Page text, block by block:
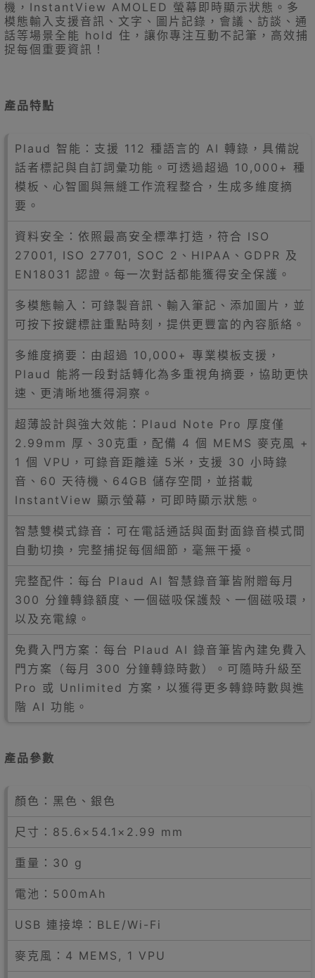
機，InstantView AMOLED 螢幕即時顯示狀態。多
模態輸入支援音訊、文字、圖片記錄，會議、訪談、通
話等場景全能 hold 住，讓你專注互動不記筆，高效捕
捉每個重要資訊！
產品特點
Plaud 智能：支援 112 種語言的 AI 轉錄，具備說
話者標記與自訂詞彙功能。可透過超過 10,000+ 種
模板、心智圖與無縫工作流程整合，生成多維度摘
要。
資料安全：依照最高安全標準打造，符合 ISO
27001, ISO 27701, SOC 2、HIPAA、GDPR 及
EN18031 認證。每一次對話都能獲得安全保護。
多模態輸入：可錄製音訊、輸入筆記、添加圖片，並
可按下按鍵標註重點時刻，提供更豐富的內容脈絡。
多維度摘要：由超過 10,000+ 專業模板支援，
Plaud 能將一段對話轉化為多重視角摘要，協助更快
速、更清晰地獲得洞察。
超薄設計與強大效能：Plaud Note Pro 厚度僅
2.99mm 厚、30克重，配備 4 個 MEMS 麥克風 +
1 個 VPU，可錄音距離達 5米，支援 30 小時錄
音、60 天待機、64GB 儲存空間，並搭載
InstantView 顯示螢幕，可即時顯示狀態。
智慧雙模式錄音：可在電話通話與面對面錄音模式間
自動切換，完整捕捉每個細節，毫無干擾。
完整配件：每台 Plaud AI 智慧錄音筆皆附贈每月
300 分鐘轉錄額度、一個磁吸保護殼、一個磁吸環，
以及充電線。
免費入門方案：每台 Plaud AI 錄音筆皆內建免費入
門方案（每月 300 分鐘轉錄時數）。可隨時升級至
Pro 或 Unlimited 方案，以獲得更多轉錄時數與進
階 AI 功能。
產品參數
顏色：黑色、銀色
尺寸：85.6×54.1×2.99 mm
重量：30 g
電池：500mAh
USB 連接埠：BLE/Wi-Fi
麥克風：4 MEMS, 1 VPU